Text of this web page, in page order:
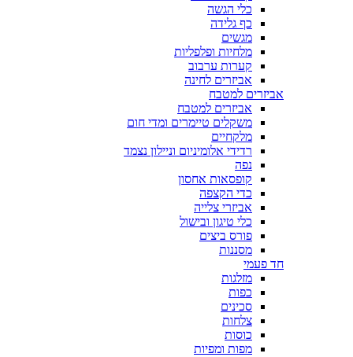
כלי הגשה
כף גלידה
מגשים
מלחיות ופלפליות
קערות ערבוב
אביזרים לחינה
אביזרים למטבח
אביזרים למטבח
משקלים טיימרים ומדי חום
מלקחיים
רדידי אלומיניום וניילון נצמד
נפה
קופסאות אחסון
כדי הקצפה
אביזרי צלייה
כלי טיגון ובישול
פורס ביצים
מסננות
חד פעמי
מזלגות
כפות
סכינים
צלחות
כוסות
מפות ומפיות